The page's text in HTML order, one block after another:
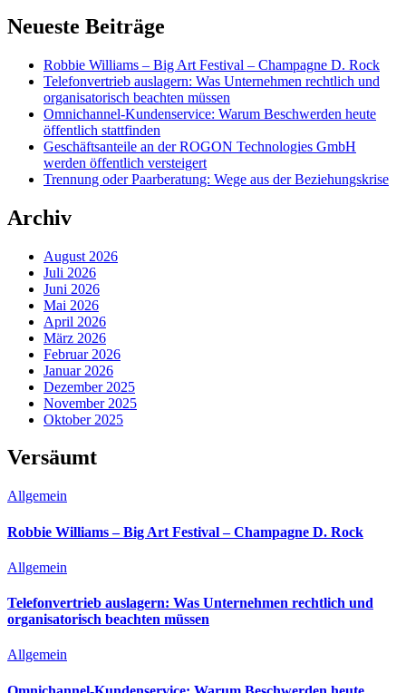
Neueste Beiträge
Robbie Williams – Big Art Festival – Champagne D. Rock
Telefonvertrieb auslagern: Was Unternehmen rechtlich und
organisatorisch beachten müssen
Omnichannel-Kundenservice: Warum Beschwerden heute
öffentlich stattfinden
Geschäftsanteile an der ROGON Technologies GmbH
werden öffentlich versteigert
Trennung oder Paarberatung: Wege aus der Beziehungskrise
Archiv
August 2026
Juli 2026
Juni 2026
Mai 2026
April 2026
März 2026
Februar 2026
Januar 2026
Dezember 2025
November 2025
Oktober 2025
Versäumt
Allgemein
Robbie Williams – Big Art Festival – Champagne D. Rock
Allgemein
Telefonvertrieb auslagern: Was Unternehmen rechtlich und
organisatorisch beachten müssen
Allgemein